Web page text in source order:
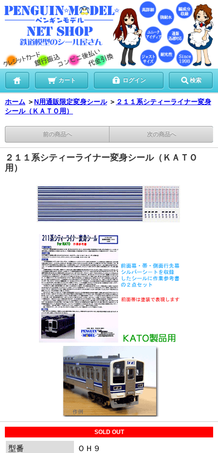
カート ログイン 検索
ホーム ＞ N用通販限定変身シール ＞ ２１１系シティーライナー変身
シール（ＫＡＴＯ用）
前の商品へ 次の商品へ
２１１系シティーライナー変身シール（ＫＡＴＯ
用）
SOLD OUT
型番
ＯＨ９